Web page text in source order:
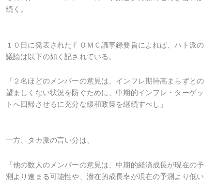
続く。
１０日に発表されたＦＯＭＣ議事録要旨によれば、ハト派の
議論は以下の如く記されている。
「２名ほどのメンバーの意見は、インフレ期待高まらずとの
望ましくない状況を防ぐために、中期的インフレ・ターゲッ
トへ回帰させるに充分な緩和政策を継続すべし」
一方、タカ派の言い分は、
「他の数人のメンバーの意見は、中期的経済成長が現在の予
測より速まる可能性や、潜在的成長率が現在の予測より低い